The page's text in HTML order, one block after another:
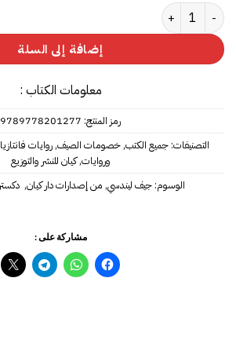
كمية ‎ دكستر المتفاني باخلاص‎
إضافة إلى السلة
معلومات الكتاب :
رمز المنتج: 9789778201277‎‎
التصنيفات:جميع الكتب,خصومات الصيف,روايات فانتازيا
وروايات,كيان للنشر والتوزيع
الوسوم:جيف ليندسي‎, من إصدارات دار كيان,
مشاركة على :